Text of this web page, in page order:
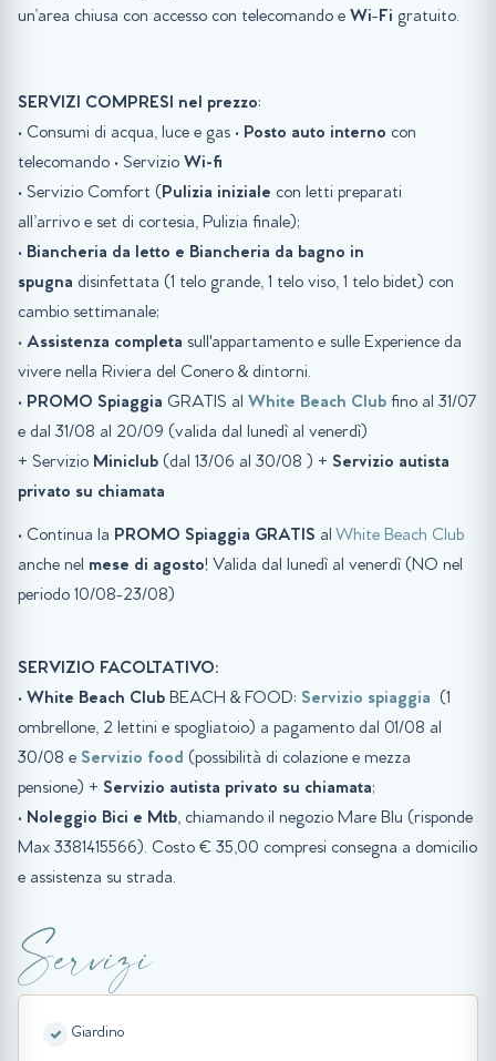
un’area chiusa con accesso con telecomando e Wi-Fi gratuito.
SERVIZI COMPRESI nel prezzo:
• Consumi di acqua, luce e gas • Posto auto interno con
telecomando • Servizio Wi-fi
• Servizio Comfort (Pulizia iniziale con letti preparati
all’arrivo e set di cortesia, Pulizia finale);
• Biancheria da letto e Biancheria da bagno in
spugna disinfettata (1 telo grande, 1 telo viso, 1 telo bidet) con
cambio settimanale;
• Assistenza completa sull'appartamento e sulle Experience da
vivere nella Riviera del Conero & dintorni.
• PROMO Spiaggia GRATIS al White Beach Club fino al 31/07
e dal 31/08 al 20/09 (valida dal lunedì al venerdì)
+ Servizio Miniclub (dal 13/06 al 30/08 ) + Servizio autista
privato su chiamata
• Continua la PROMO Spiaggia GRATIS al White Beach Club
anche nel mese di agosto! Valida dal lunedì al venerdì (NO nel
periodo 10/08-23/08)
SERVIZIO FACOLTATIVO:
• White Beach Club BEACH & FOOD: Servizio spiaggia (1
ombrellone, 2 lettini e spogliatoio) a pagamento dal 01/08 al
30/08 e Servizio food (possibilità di colazione e mezza
pensione) + Servizio autista privato su chiamata;
• Noleggio Bici e Mtb, chiamando il negozio Mare Blu (risponde
Max 3381415566). Costo € 35,00 compresi consegna a domicilio
e assistenza su strada.
Servizi
Giardino